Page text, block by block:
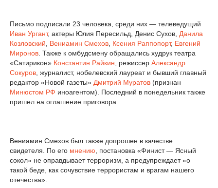
Письмо подписали 23 человека, среди них — телеведущий
Иван Ургант, актеры Юлия Пересильд, Денис Сухов, Данила
Козловский
Вениамин Смехов Ксения Раппопорт, Евгений
Миронов . Также к омбудсмену обращались худрук театра
«Сатирикон» Константин Райкин , режиссер Александр
Сокуров , журналист, нобелевский лауреат и бывший главный
редактор «Новой газеты» Дмитрий Муратов (признан
Минюстом РФ иноагентом). Последний в понедельник также
пришел на оглашение приговора.
Вениамин Смехов был также допрошен в качестве
свидетеля. По его мнению , постановка «Финист — Ясный
сокол» не оправдывает терроризм, а предупреждает «о
такой беде, как сочувствие террористам и врагам нашего
отечества».